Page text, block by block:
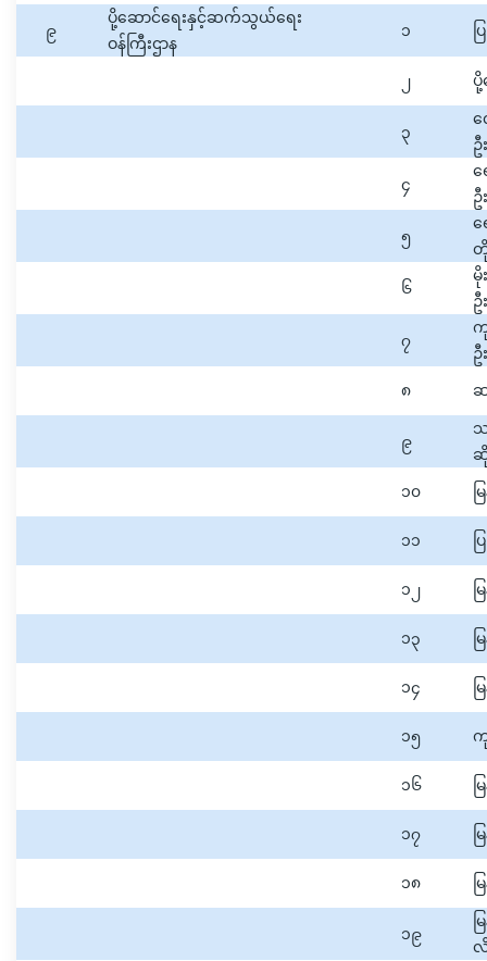
၉
ပို့ဆောင်ရေးနှင့်ဆက်သွယ်ရေး
ဝန်ကြီးဌာန
၁
၂ ပို့
၃
လ
ဦ
၄
ရ
ဦ
၅
ရ
တို
၆
မို
ဦ
၇
ကု
ဦ
၈ ဆ
၉
ဆို
၁၀
၁၁
၁၂
၁၃
၁၄ မ
၁၅ ကု
၁၆
၁၇
၁၈
၁၉